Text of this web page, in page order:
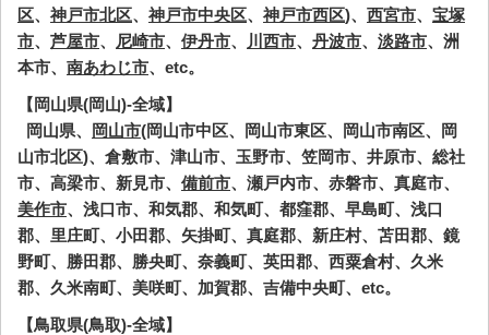
区、 神戸市北区、 神戸市中央区、 神戸市西区)、 西宮市、 宝塚
市、 芦屋市、 尼崎市、 伊丹市、 川西市、 丹波市、 淡路市、洲
本市、 南あわじ市、etc。
【岡山県(岡山)-全域】
岡山県、
岡山市(岡山市中区、岡山市東区、岡山市南区、岡
山市北区)、倉敷市、津山市、玉野市、笠岡市、井原市、総社
市、高梁市、新見市、 備前市、瀬戸内市、赤磐市、真庭市、
美作市、浅口市、和気郡、和気町、都窪郡、早島町、浅口
郡、里庄町、小田郡、矢掛町、真庭郡、新庄村、苫田郡、鏡
野町、勝田郡、勝央町、奈義町、英田郡、西粟倉村、久米
郡、久米南町、美咲町、加賀郡、吉備中央町、etc。
【鳥取県(鳥取)-全域】